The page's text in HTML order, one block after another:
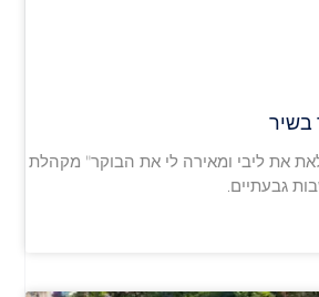
בשיר
את ליבי ומאירה לי את הבוקר" מקהלת
גבעתיים.